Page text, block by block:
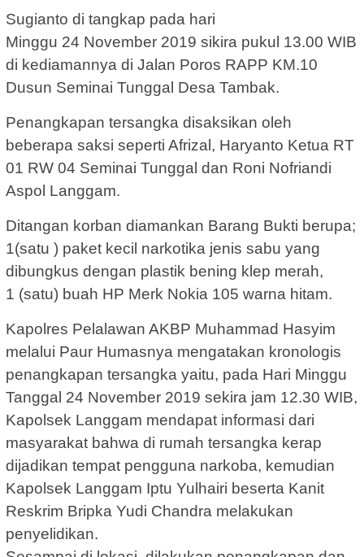
Sugianto di tangkap pada hari
Minggu 24 November 2019 sikira pukul 13.00 WIB
di kediamannya di Jalan Poros RAPP KM.10
Dusun Seminai Tunggal Desa Tambak.
Penangkapan tersangka disaksikan oleh
beberapa saksi seperti Afrizal, Haryanto Ketua RT
01 RW 04 Seminai Tunggal dan Roni Nofriandi
Aspol Langgam.
Ditangan korban diamankan Barang Bukti berupa;
1(satu ) paket kecil narkotika jenis sabu yang
dibungkus dengan plastik bening klep merah,
1 (satu) buah HP Merk Nokia 105 warna hitam.
Kapolres Pelalawan AKBP Muhammad Hasyim
melalui Paur Humasnya mengatakan kronologis
penangkapan tersangka yaitu, pada Hari Minggu
Tanggal 24 November 2019 sekira jam 12.30 WIB,
Kapolsek Langgam mendapat informasi dari
masyarakat bahwa di rumah tersangka kerap
dijadikan tempat pengguna narkoba, kemudian
Kapolsek Langgam Iptu Yulhairi beserta Kanit
Reskrim Bripka Yudi Chandra melakukan
penyelidikan.